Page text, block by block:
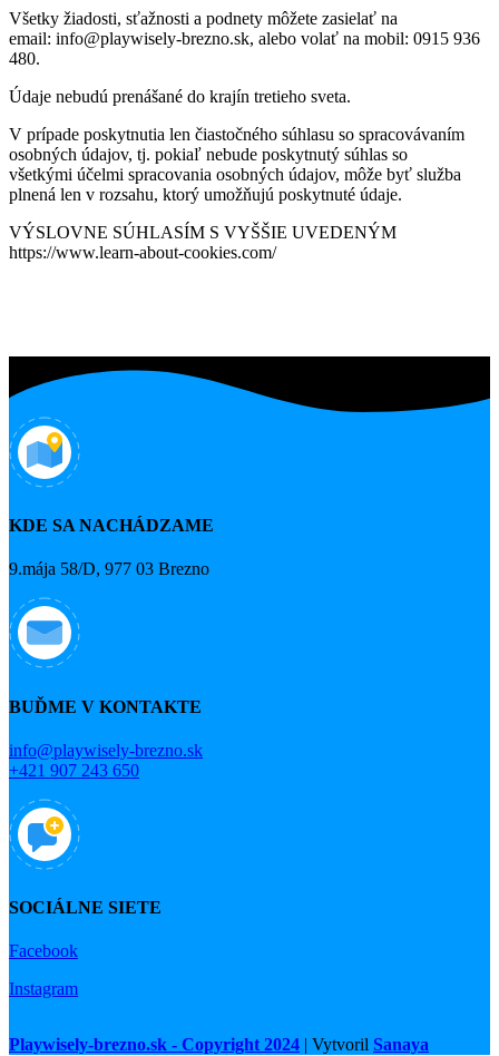
Všetky žiadosti, sťažnosti a podnety môžete zasielať na
email: info@playwisely-brezno.sk, alebo volať na mobil: 0915 936
480.
Údaje nebudú prenášané do krajín tretieho sveta.
V prípade poskytnutia len čiastočného súhlasu so spracovávaním
osobných údajov, tj. pokiaľ nebude poskytnutý súhlas so
všetkými účelmi spracovania osobných údajov, môže byť služba
plnená len v rozsahu, ktorý umožňujú poskytnuté údaje.
VÝSLOVNE SÚHLASÍM S VYŠŠIE UVEDENÝM
https://www.learn-about-cookies.com/
KDE SA NACHÁDZAME
9.mája 58/D, 977 03 Brezno
BUĎME V KONTAKTE
info@playwisely-brezno.sk
+421 907 243 650
SOCIÁLNE SIETE
Facebook
Instagram
Playwisely-brezno.sk - Copyright 2024 | Vytvoril Sanaya